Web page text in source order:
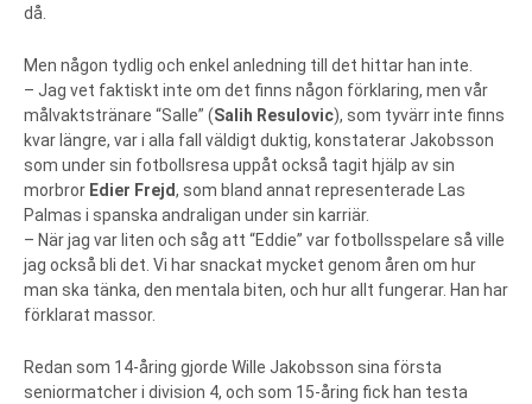
då.
Men någon tydlig och enkel anledning till det hittar han inte.
– Jag vet faktiskt inte om det finns någon förklaring, men vår
målvaktstränare “Salle” (Salih Resulovic), som tyvärr inte finns
kvar längre, var i alla fall väldigt duktig, konstaterar Jakobsson
som under sin fotbollsresa uppåt också tagit hjälp av sin
morbror Edier Frejd, som bland annat representerade Las
Palmas i spanska andraligan under sin karriär.
– När jag var liten och såg att “Eddie” var fotbollsspelare så ville
jag också bli det. Vi har snackat mycket genom åren om hur
man ska tänka, den mentala biten, och hur allt fungerar. Han har
förklarat massor.
Redan som 14-åring gjorde Wille Jakobsson sina första
seniormatcher i division 4, och som 15-åring fick han testa